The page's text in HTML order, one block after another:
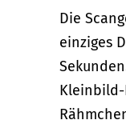
Die
einziges
Kleinbild-